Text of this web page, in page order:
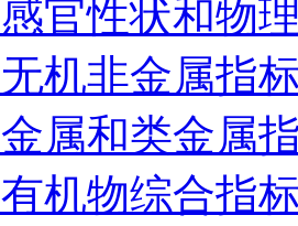
感官性状和物
无机非金属指
金属和类金属
有机物综合指